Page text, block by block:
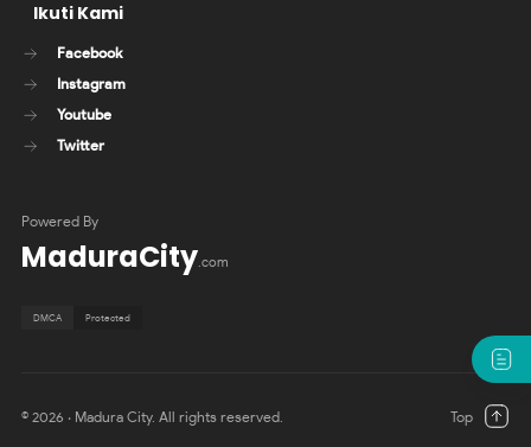
Powered By
MaduraCity.com
Ikuti Kami
Facebook
Instagram
Youtube
Twitter
© 2026 ‧ Madura City. All rights reserved.